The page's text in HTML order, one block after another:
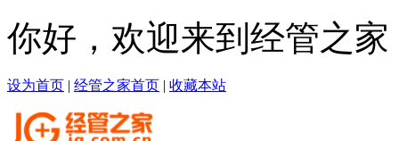
你好，欢迎来到经管之家
设为首页 | 经管之家首页 | 收藏本站